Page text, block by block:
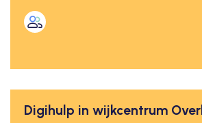
Digihulp in wijkcentrum